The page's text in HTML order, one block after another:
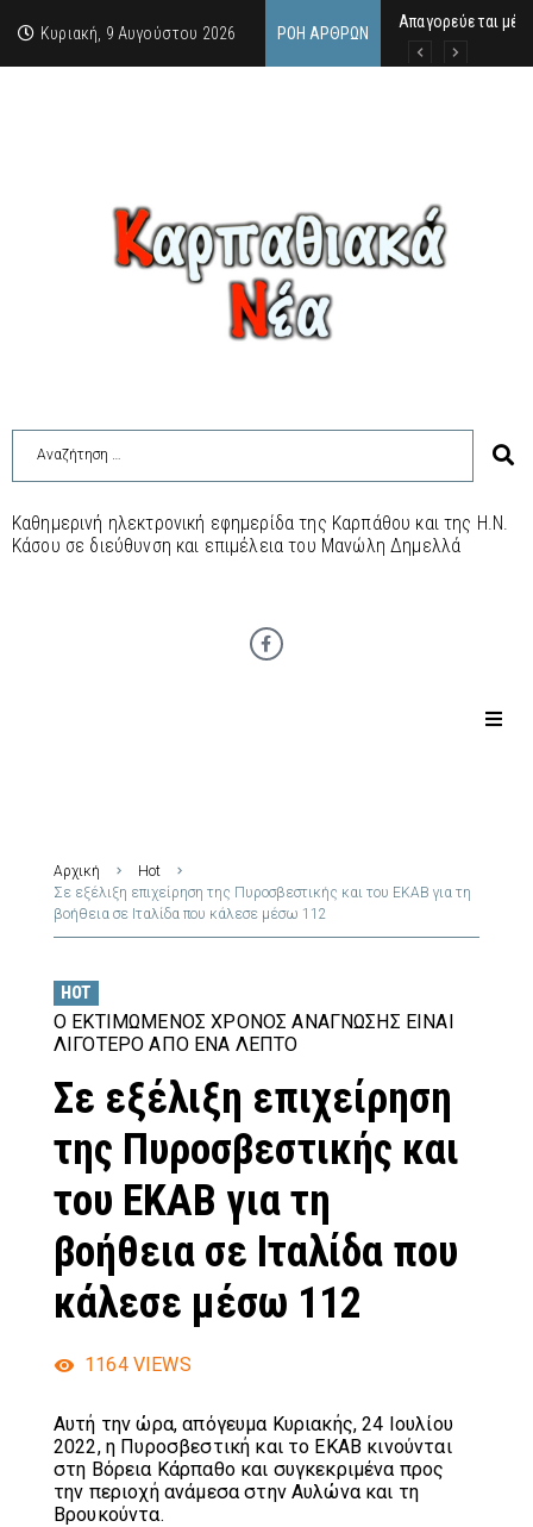
Κυριακή, 9 Αυγούστου 2026 ΡΟΉ ΆΡΘΡΩΝ
Απαγορεύεται
ΙΜΜΑΚΟΛΑΤΑ: 300
9 Αυγούστου 2026:
Καθημερινή ηλεκτρονική εφημερίδα της Καρπάθου και της Η.Ν.
Κάσου σε διεύθυνση και επιμέλεια του Μανώλη Δημελλά
Αρχική
Hot
Σε εξέλιξη επιχείρηση της Πυροσβεστικής και του ΕΚΑΒ για τη
βοήθεια σε Ιταλίδα που κάλεσε μέσω 112
HOT
Ο ΕΚΤΙΜΏΜΕΝΟΣ ΧΡΌΝΟΣ ΑΝΆΓΝΩΣΗΣ ΕΊΝΑΙ
ΛΙΓΌΤΕΡΟ ΑΠΌ ΈΝΑ ΛΕΠΤΌ
Σε εξέλιξη επιχείρηση
της Πυροσβεστικής και
του ΕΚΑΒ για τη
βοήθεια σε Ιταλίδα που
κάλεσε μέσω 112
1164 VIEWS
Αυτή την ώρα, απόγευμα Κυριακής, 24 Ιουλίου
2022, η Πυροσβεστική και το ΕΚΑΒ κινούνται
στη Βόρεια Κάρπαθο και συγκεκριμένα προς
την περιοχή ανάμεσα στην Αυλώνα και τη
Βρουκούντα.